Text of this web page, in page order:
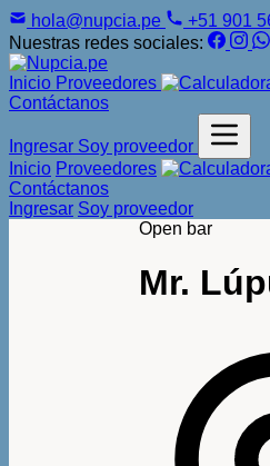
hola@nupcia.pe
+51 901
Nuestras redes sociales:
Inicio Proveedores
Contáctanos
Ingresar Soy proveedor
Inicio Proveedores
Contáctanos
Ingresar Soy proveedor
Open bar
Mr.